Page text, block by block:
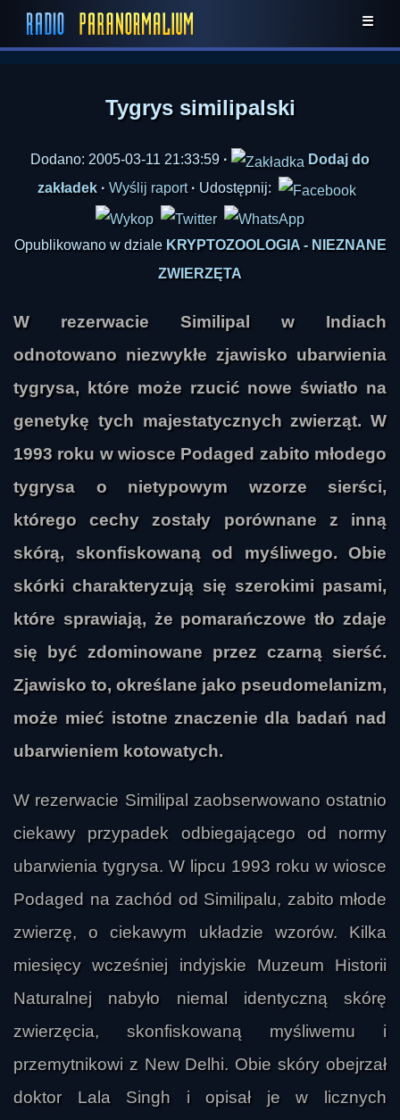
☰
Tygrys similipalski
Dodano: 2005-03-11 21:33:59 ·
Dodaj do
zakładek · Wyślij raport · Udostępnij:
Opublikowano w dziale KRYPTOZOOLOGIA - NIEZNANE
ZWIERZĘTA
W rezerwacie Similipal w Indiach
odnotowano niezwykłe zjawisko ubarwienia
tygrysa, które może rzucić nowe światło na
genetykę tych majestatycznych zwierząt. W
1993 roku w wiosce Podaged zabito młodego
tygrysa o nietypowym wzorze sierści,
którego cechy zostały porównane z inną
skórą, skonfiskowaną od myśliwego. Obie
skórki charakteryzują się szerokimi pasami,
które sprawiają, że pomarańczowe tło zdaje
się być zdominowane przez czarną sierść.
Zjawisko to, określane jako pseudomelanizm,
może mieć istotne znaczenie dla badań nad
ubarwieniem kotowatych.
W rezerwacie Similipal zaobserwowano ostatnio
ciekawy przypadek odbiegającego od normy
ubarwienia tygrysa. W lipcu 1993 roku w wiosce
Podaged na zachód od Similipalu, zabito młode
zwierzę, o ciekawym układzie wzorów. Kilka
miesięcy wcześniej indyjskie Muzeum Historii
Naturalnej nabyło niemal identyczną skórę
zwierzęcia, skonfiskowaną myśliwemu i
przemytnikowi z New Delhi. Obie skóry obejrzał
doktor Lala Singh i opisał je w licznych